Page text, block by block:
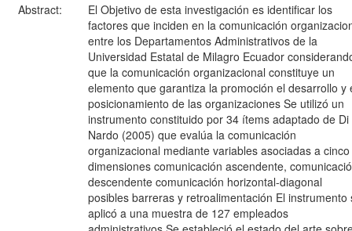
Abstract:
El Objetivo de esta investigación es identificar los
factores que inciden en la comunicación
entre los Departamentos Administrativos de la
Universidad Estatal de Milagro Ecuador
que la comunicación organizacional constituye un
elemento que garantiza la promoción el desarrollo y
posicionamiento de las organizaciones Se utilizó un
instrumento constituido por 34 ítems adaptado de Di
Nardo (2005) que evalúa la comunicación
organizacional mediante variables asociadas a cinco
dimensiones comunicación ascendente,
descendente comunicación horizontal-diagonal
posibles barreras y retroalimentación El instrumento
aplicó a una muestra de 127 empleados